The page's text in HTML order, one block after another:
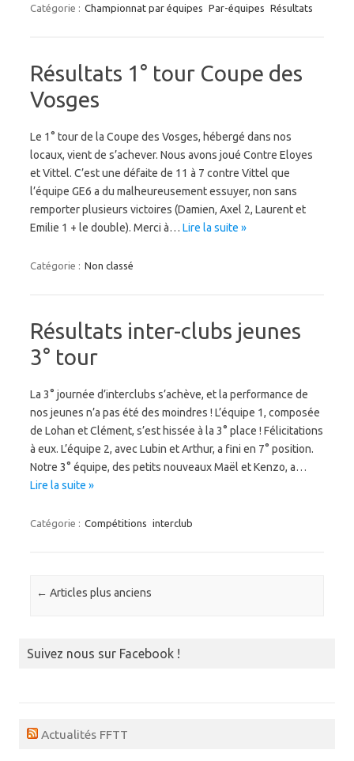
Catégorie : Championnat par équipes Par-équipes Résultats
Résultats 1° tour Coupe des
Vosges
Le 1° tour de la Coupe des Vosges, hébergé dans nos
locaux, vient de s’achever. Nous avons joué Contre Eloyes
et Vittel. C’est une défaite de 11 à 7 contre Vittel que
l’équipe GE6 a du malheureusement essuyer, non sans
remporter plusieurs victoires (Damien, Axel 2, Laurent et
Emilie 1 + le double). Merci à… Lire la suite »
Catégorie : Non classé
Résultats inter-clubs jeunes
3° tour
La 3° journée d’interclubs s’achève, et la performance de
nos jeunes n’a pas été des moindres ! L’équipe 1, composée
de Lohan et Clément, s’est hissée à la 3° place ! Félicitations
à eux. L’équipe 2, avec Lubin et Arthur, a fini en 7° position.
Notre 3° équipe, des petits nouveaux Maël et Kenzo, a…
Lire la suite »
Catégorie : Compétitions interclub
Navigation des articles
← Articles plus anciens
Suivez nous sur Facebook !
Actualités FFTT